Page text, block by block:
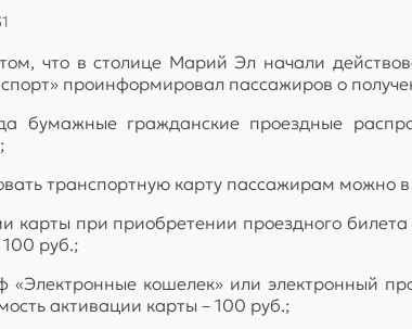
что в столице Марий Эл начали
проинформировал пассажиров о
бумажные гражданские проездные
транспортную карту пассажирам можно
карты при приобретении проездного
руб.;
«Электронные кошелек» или электронный
активации карты – 100 руб.;